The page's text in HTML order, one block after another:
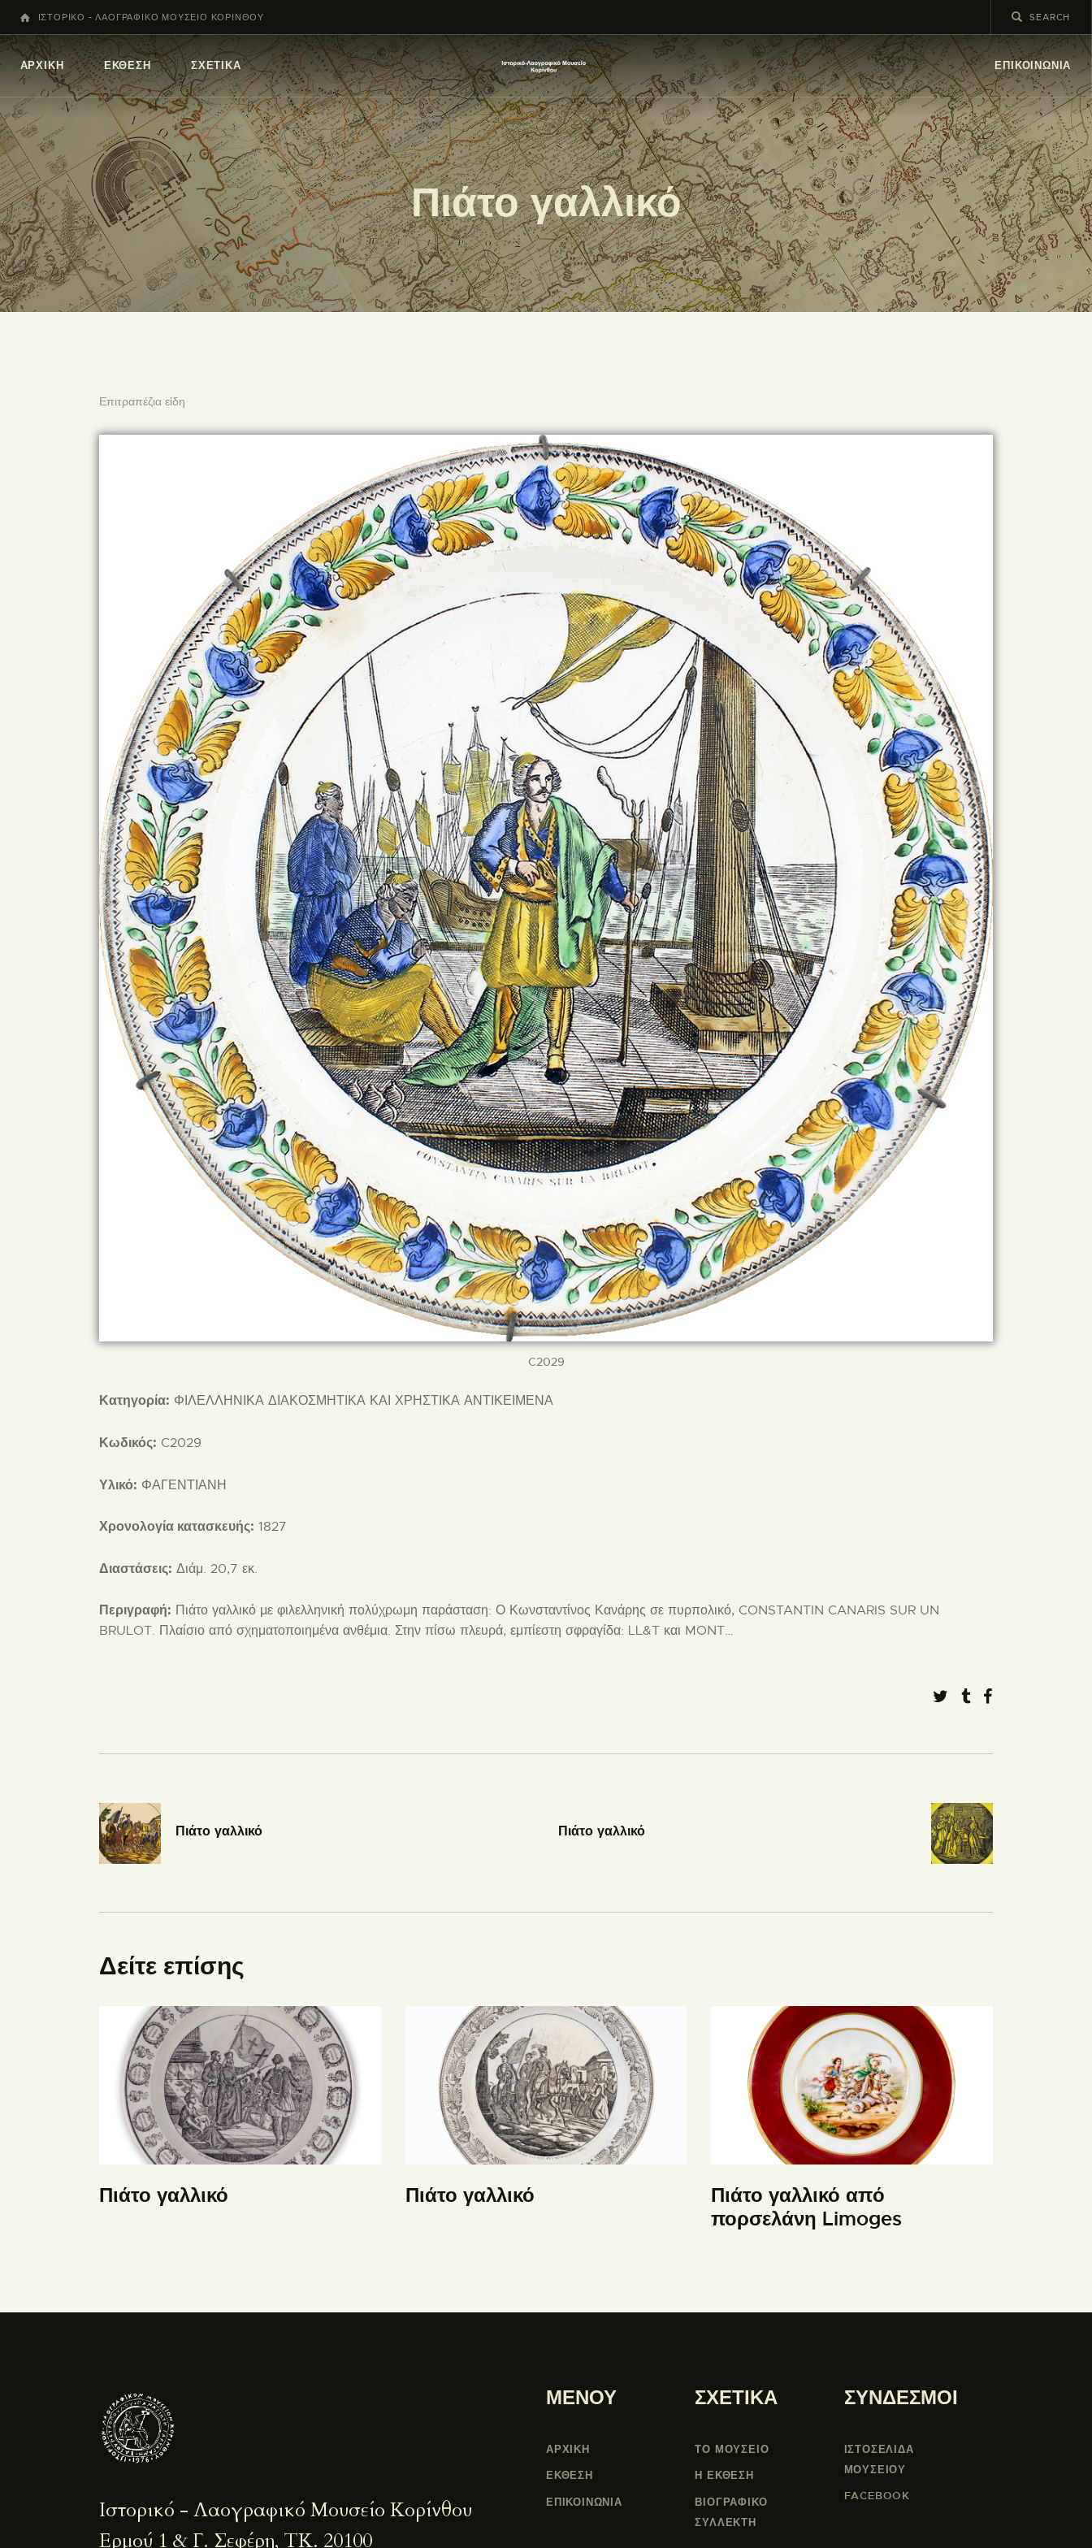
ΙΣΤΟΡΙΚΟ - ΛΑΟΓΡΑΦΙΚΟ ΜΟΥΣΕΙΟ ΚΟΡΙΝΘΟΥ
ΑΡΧΙΚΗ ΕΚΘΕΣΗ ΣΧΕΤΙΚΑ ΕΠΙΚΟΙΝΩΝΊΑ
Πιάτο γαλλικό
ΕΚΘΕΣΗ
ΣΧΕΤΙΚΑ
ΕΠΙΚΟΙΝΩΝΊΑ
Επιτραπέζια είδη
C2029
Κατηγορία: ΦΙΛΕΛΛΗΝΙΚΑ ΔΙΑΚΟΣΜΗΤΙΚΑ ΚΑΙ ΧΡΗΣΤΙΚΑ ΑΝΤΙΚΕΙΜΕΝΑ
Κωδικός: C2029
Υλικό: ΦΑΓΕΝΤΙΑΝΗ
Χρονολογία κατασκευής: 1827
Διαστάσεις: Διάμ. 20,7 εκ.
Περιγραφή: Πιάτο γαλλικό με φιλελληνική πολύχρωμη παράσταση: Ο Κωνσταντίνος Κανάρης σε πυρπολικό, CONSTANTIN CANARIS SUR UN
BRULOT. Πλαίσιο από σχηματοποιημένα ανθέμια. Στην πίσω πλευρά, εμπίεστη σφραγίδα: LL&T και MONT…
Πιάτο γαλλικό Πιάτο γαλλικό
Δείτε επίσης
Πιάτο γαλλικό Πιάτο γαλλικό
Πιάτο γαλλικό από
πορσελάνη Limoges
Ιστορικό - Λαογραφικό Μουσείο Κορίνθου
Ερμού 1 & Γ. Σεφέρη, ΤΚ. 20100
ΜΕΝΟΥ
ΑΡΧΙΚΗ
ΕΚΘΕΣΗ
ΕΠΙΚΟΙΝΩΝΙΑ
ΣΧΕΤΙΚΑ
ΤΟ ΜΟΥΣΕΙΟ
Η ΕΚΘΕΣΗ
ΒΙΟΓΡΑΦΙΚΟ
ΣΥΛΛΕΚΤΗ
ΣΥΝΔΕΣΜΟΙ
ΙΣΤΟΣΕΛΙΔΑ
ΜΟΥΣΕΊΟΥ
FACEBOOK